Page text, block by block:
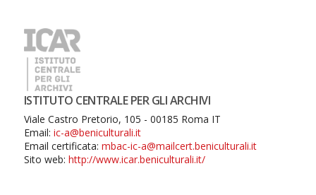
ISTITUTO CENTRALE PER GLI ARCHIVI
Viale Castro Pretorio, 105 - 00185 Roma IT
Email: ic-a@beniculturali.it
Email certificata: mbac-ic-a@mailcert.beniculturali.it
Sito web: http://www.icar.beniculturali.it/